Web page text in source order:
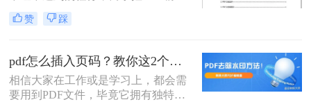
软件的使用方法可以帮助我们更加高
效地完成这项任务。本文将详细介绍
吧！
赞 踩
pdf怎么插入页码？教你这2个简单的方法！
相信大家在工作或是学习上，都会需
要用到PDF文件，毕竟它拥有独特的